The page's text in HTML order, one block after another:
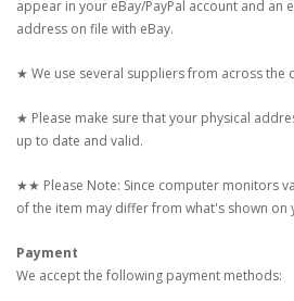
appear in your eBay/PayPal account and an
address on file with eBay.
★ We use several suppliers from across the
★ Please make sure that your physical
up to date and valid.
★★ Please Note: Since computer monitors
of the item may differ from what's shown on
Payment
We accept the following payment methods: